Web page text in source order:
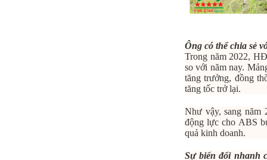
Ông có thể chia sẻ
Trong năm 2022,
so với năm nay.
tăng trưởng, đồng
tăng tốc trở lại.
Như vậy, sang năm
động lực cho ABS
quả kinh doanh.
Sự biến đổi nhanh